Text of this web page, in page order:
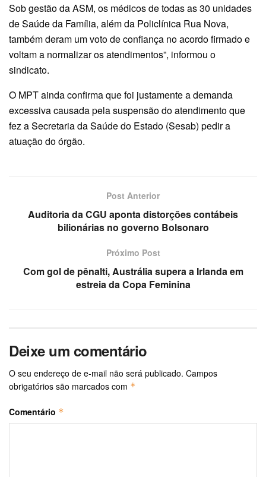
Sob gestão da ASM, os médicos de todas as 30 unidades
de Saúde da Família, além da Policlínica Rua Nova,
também deram um voto de confiança no acordo firmado e
voltam a normalizar os atendimentos”, informou o
sindicato.
O MPT ainda confirma que foi justamente a demanda
excessiva causada pela suspensão do atendimento que
fez a Secretaria da Saúde do Estado (Sesab) pedir a
atuação do órgão.
Post Anterior
Auditoria da CGU aponta distorções contábeis
bilionárias no governo Bolsonaro
Próximo Post
Com gol de pênalti, Austrália supera a Irlanda em
estreia da Copa Feminina
Deixe um comentário
O seu endereço de e-mail não será publicado. Campos
obrigatórios são marcados com *
Comentário *